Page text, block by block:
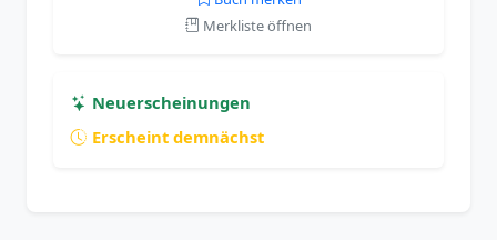
Merkliste öffnen
Neuerscheinungen
Erscheint demnächst